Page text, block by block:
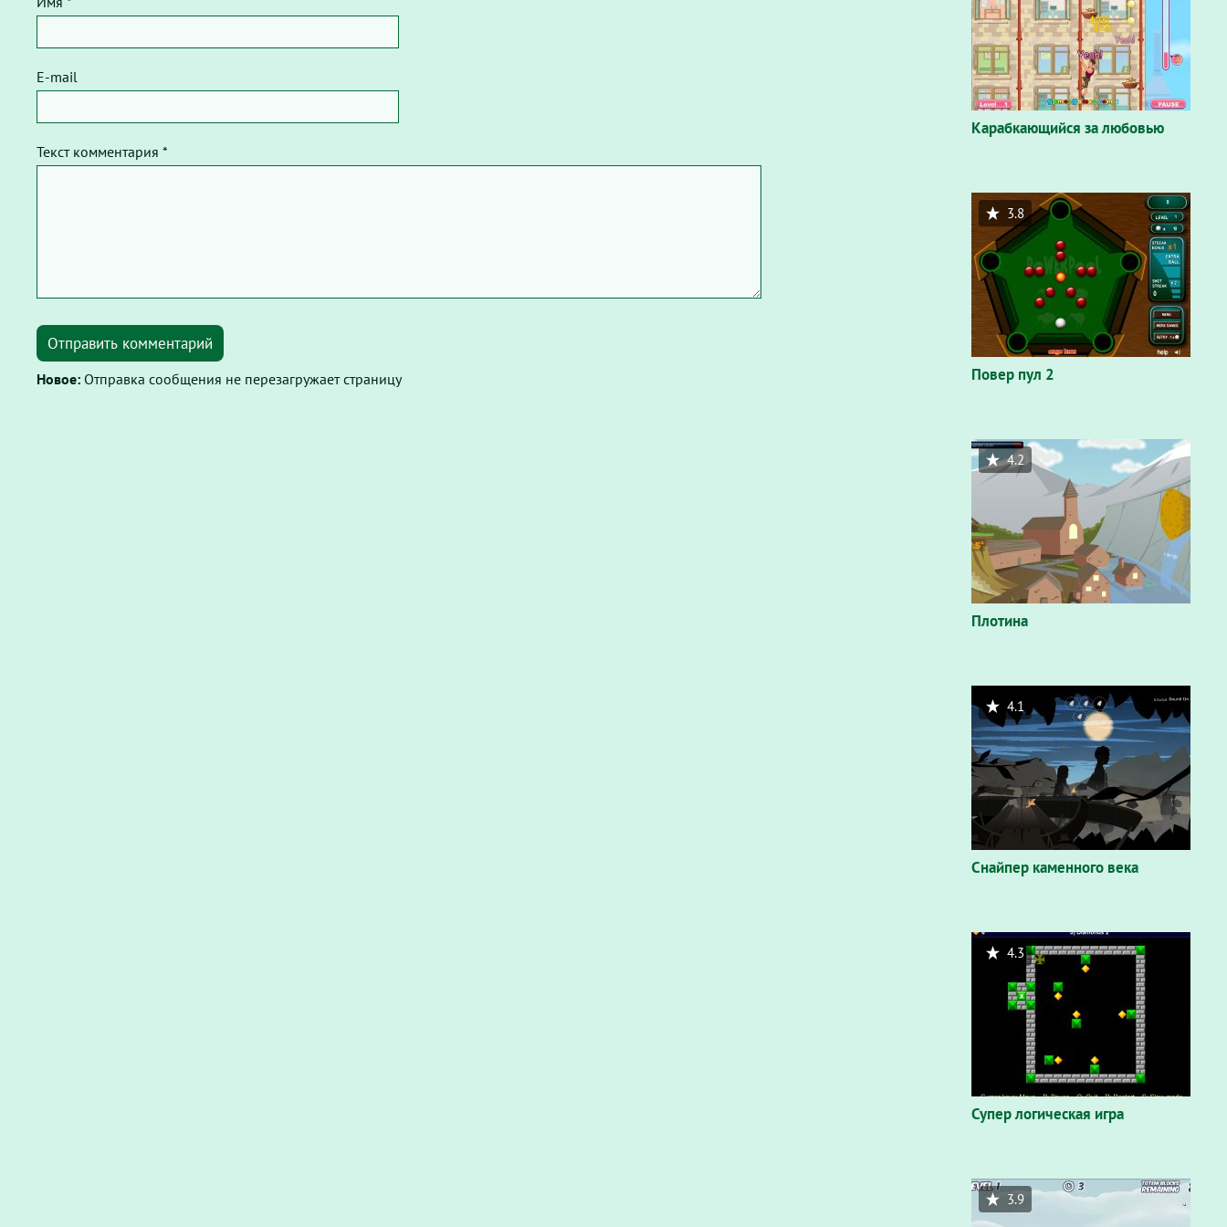
E-mail
Текст комментария *
Отправить комментарий
Новое: Отправка сообщения не перезагружает страницу
Карабкающийся за любовью
Повер пул 2
3.8
Плотина
4.2
Снайпер каменного века
4.1
Супер логическая игра
4.3
3.9